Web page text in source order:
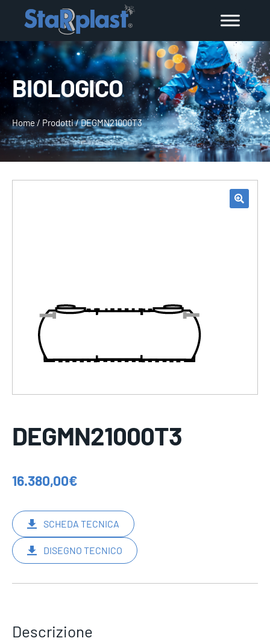
BIOLOGICO
Home/ Prodotti/DEGMN21000T3
DEGMN21000T3
16.380,00€
SCHEDA TECNICA
DISEGNO TECNICO
Descrizione